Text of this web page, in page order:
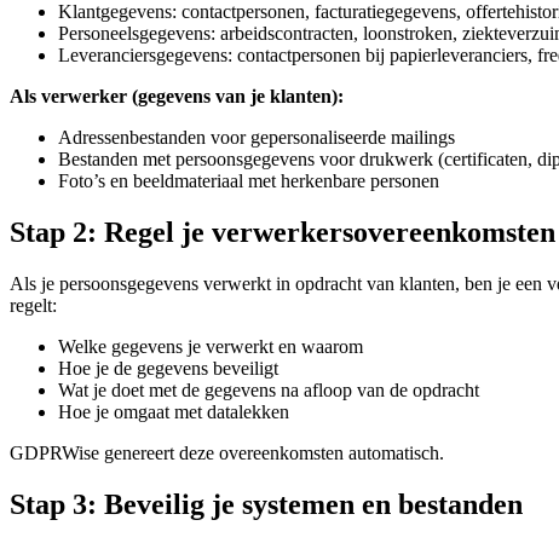
Klantgegevens: contactpersonen, facturatiegegevens,
Personeelsgegevens: arbeidscontracten, loonstroken,
Leveranciersgegevens: contactpersonen bij papierleveranciers,
Als verwerker (gegevens van je klanten):
Adressenbestanden voor gepersonaliseerde mailings
Bestanden met persoonsgegevens voor drukwerk (certificaten,
Foto’s en beeldmateriaal met herkenbare personen
Stap 2: Regel je verwerkersovereenkomsten
Als je persoonsgegevens verwerkt in opdracht van klanten, ben je een
regelt:
Welke gegevens je verwerkt en waarom
Hoe je de gegevens beveiligt
Wat je doet met de gegevens na afloop van de opdracht
Hoe je omgaat met datalekken
GDPRWise genereert deze overeenkomsten automatisch.
Stap 3: Beveilig je systemen en bestanden